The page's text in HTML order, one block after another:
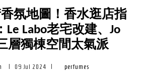
氛地圖！香水逛店指
Le Labo老宅改建、Jo
層獨棟空間太氣派
09 Jul 2024 perfumes